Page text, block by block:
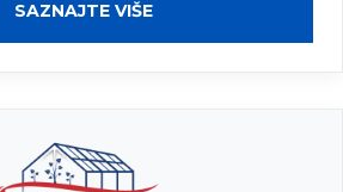
SAZNAJTE VIŠE